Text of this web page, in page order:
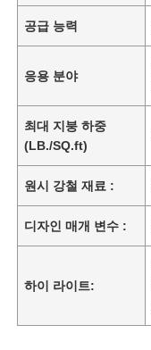
공급 능력
응용 분야
최대 지붕 하중
(LB./SQ.ft)
원시 강철 재료 :
디자인 매개 변수 :
하이 라이트: